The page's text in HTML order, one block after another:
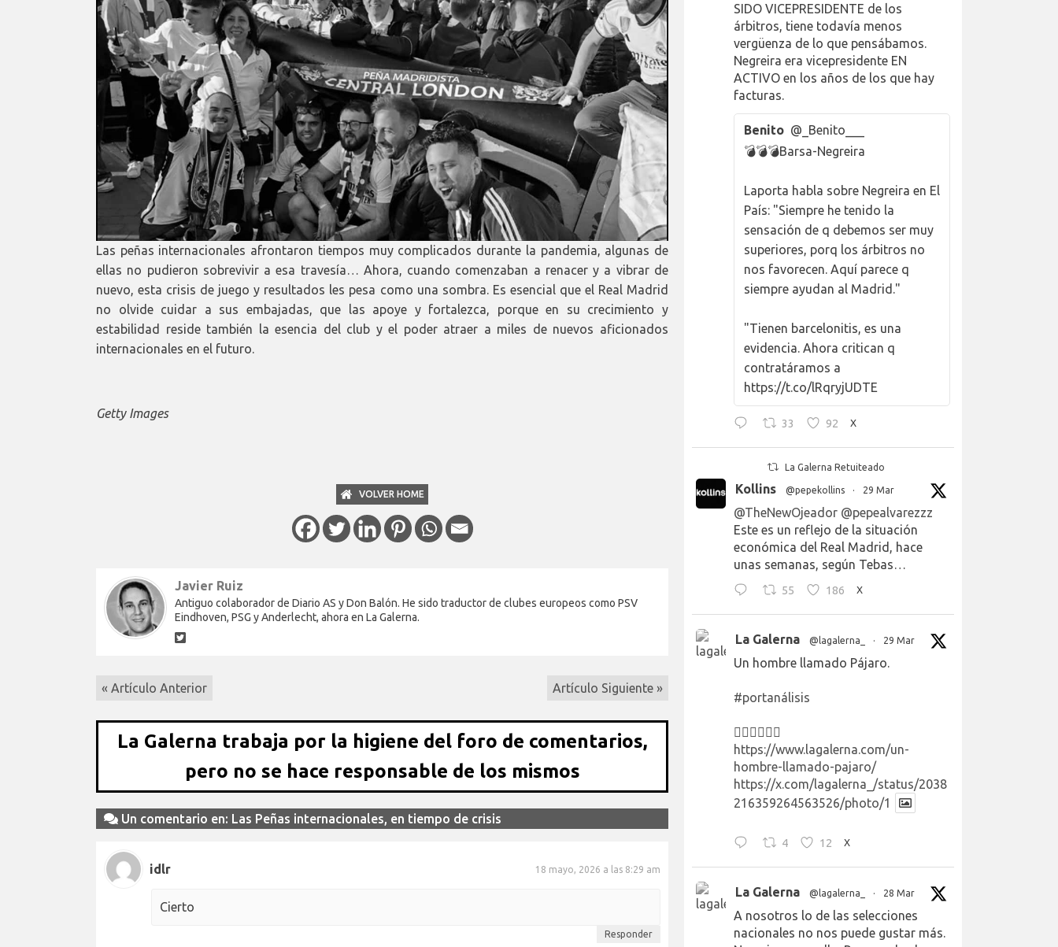
Las peñas internacionales afrontaron tiempos muy complicados durante la pandemia, algunas de
ellas no pudieron sobrevivir a esa travesía… Ahora, cuando comenzaban a renacer y a vibrar de
nuevo, esta crisis de juego y resultados les pesa como una sombra. Es esencial que el Real Madrid
no olvide cuidar a sus embajadas, que las apoye y fortalezca, porque en su crecimiento y
estabilidad reside también la esencia del club y el poder atraer a miles de nuevos aficionados
internacionales en el futuro.
Getty Images
VOLVER HOME
Javier Ruiz
Antiguo colaborador de Diario AS y Don Balón. He sido traductor de clubes europeos como PSV
Eindhoven, PSG y Anderlecht, ahora en La Galerna.
« Artículo Anterior Artículo Siguiente »
La Galerna trabaja por la higiene del foro de comentarios,
pero no se hace responsable de los mismos
Un comentario en: Las Peñas internacionales, en tiempo de crisis
idlr 18 mayo, 2026 a las 8:29 am
Cierto
Responder
SIDO VICEPRESIDENTE de los
árbitros, tiene todavía menos
vergüenza de lo que pensábamos.
Negreira era vicepresidente EN
ACTIVO en los años de los que hay
facturas.
Benito @_Benito___
💣💣💣Barsa-Negreira
Laporta habla sobre Negreira en El
País: "Siempre he tenido la
sensación de q debemos ser muy
superiores, porq los árbitros no
nos favorecen. Aquí parece q
siempre ayudan al Madrid."
"Tienen barcelonitis, es una
evidencia. Ahora critican q
contratáramos a
https://t.co/lRqryjUDTE
33 92 X
La Galerna Retuiteado
Kollins @pepekollins · 29 Mar
@TheNewOjeador @pepealvarezzz
Este es un reflejo de la situación
económica del Real Madrid, hace
unas semanas, según Tebas…
55 186 X
La Galerna @lagalerna_ · 29 Mar
Un hombre llamado Pájaro.
#portanálisis
👉🏻👉🏻👉🏻
https://www.lagalerna.com/un-
hombre-llamado-pajaro/
https://x.com/lagalerna_/status/2038
216359264563526/photo/1
4 12 X
La Galerna @lagalerna_ · 28 Mar
A nosotros lo de las selecciones
nacionales no nos puede gustar más.